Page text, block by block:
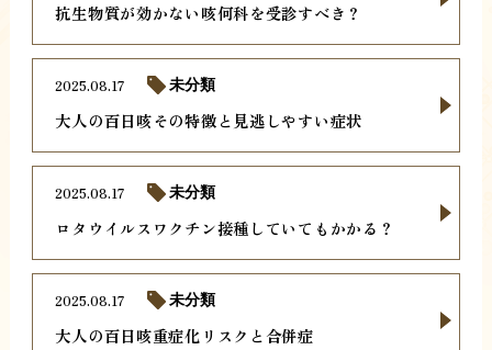
抗生物質が効かない咳何科を受診すべき？
大人の百日咳その特徴と見逃しやすい症状
2025.08.17 未分類
ロタウイルスワクチン接種していてもかかる？
2025.08.17 未分類
大人の百日咳重症化リスクと合併症
2025.08.17 未分類